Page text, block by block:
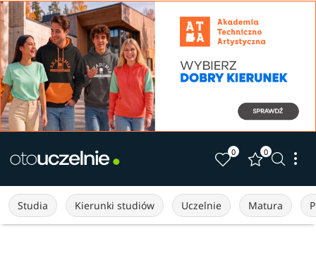
0 0
Studia Kierunki studiów Uczelnie Matura